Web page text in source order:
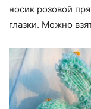
носик розовой
глазки. Можно